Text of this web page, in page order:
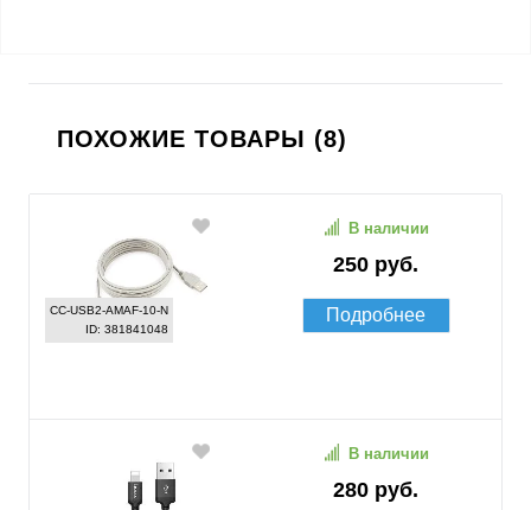
ПОХОЖИЕ ТОВАРЫ (8)
CC-USB2-AMAF-10-N
ID: 381841048
250 руб.
В наличии
Подробнее
280 руб.
В наличии